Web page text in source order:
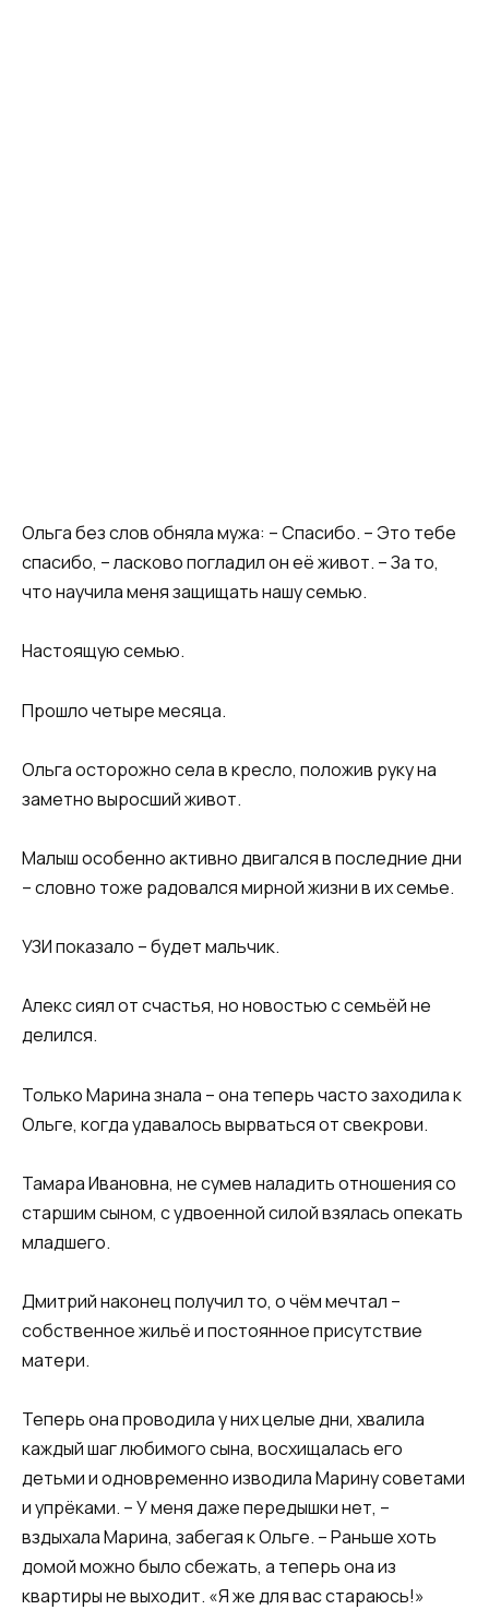
Ольга без слов обняла мужа: – Спасибо. – Это тебе
спасибо, – ласково погладил он её живот. – За то,
что научила меня защищать нашу семью.
Настоящую семью.
Прошло четыре месяца.
Ольга осторожно села в кресло, положив руку на
заметно выросший живот.
Малыш особенно активно двигался в последние дни
– словно тоже радовался мирной жизни в их семье.
УЗИ показало – будет мальчик.
Алекс сиял от счастья, но новостью с семьёй не
делился.
Только Марина знала – она теперь часто заходила к
Ольге, когда удавалось вырваться от свекрови.
Тамара Ивановна, не сумев наладить отношения со
старшим сыном, с удвоенной силой взялась опекать
младшего.
Дмитрий наконец получил то, о чём мечтал –
собственное жильё и постоянное присутствие
матери.
Теперь она проводила у них целые дни, хвалила
каждый шаг любимого сына, восхищалась его
детьми и одновременно изводила Марину советами
и упрёками. – У меня даже передышки нет, –
вздыхала Марина, забегая к Ольге. – Раньше хоть
домой можно было сбежать, а теперь она из
квартиры не выходит. «Я же для вас стараюсь!»